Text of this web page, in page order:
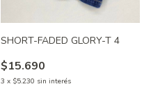
SHORT-FADED GLORY-T 4
$15.690
3 x $5.230 sin interés